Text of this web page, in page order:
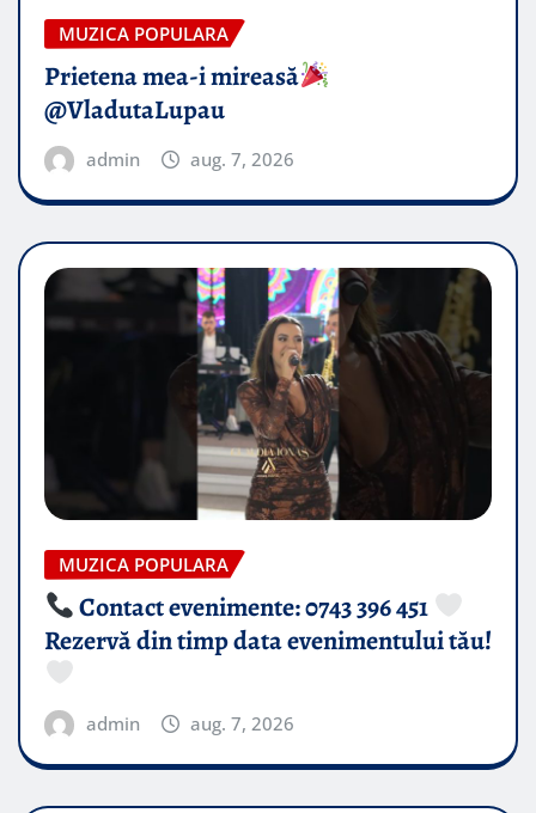
MUZICA POPULARA
Prietena mea-i mireasă​
@VladutaLupau
admin aug. 7, 2026
MUZICA POPULARA
Contact evenimente: 0743 396 451
Rezervă din timp data evenimentului tău!
admin aug. 7, 2026